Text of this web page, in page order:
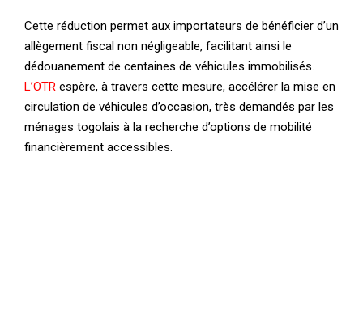
Cette réduction permet aux importateurs de bénéficier d’un
allègement fiscal non négligeable, facilitant ainsi le
dédouanement de centaines de véhicules immobilisés.
L’OTR espère, à travers cette mesure, accélérer la mise en
circulation de véhicules d’occasion, très demandés par les
ménages togolais à la recherche d’options de mobilité
financièrement accessibles.